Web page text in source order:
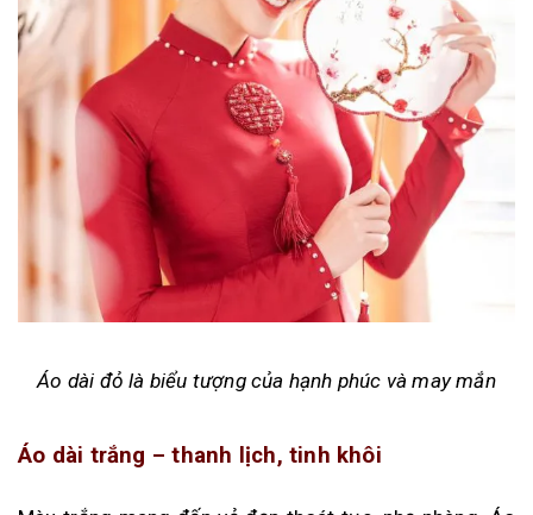
Áo dài đỏ là biểu tượng của hạnh phúc và may mắn
Áo dài trắng – thanh lịch, tinh khôi